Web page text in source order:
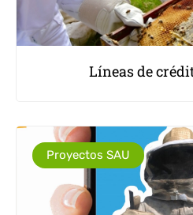
Líneas de
Proyectos SAU